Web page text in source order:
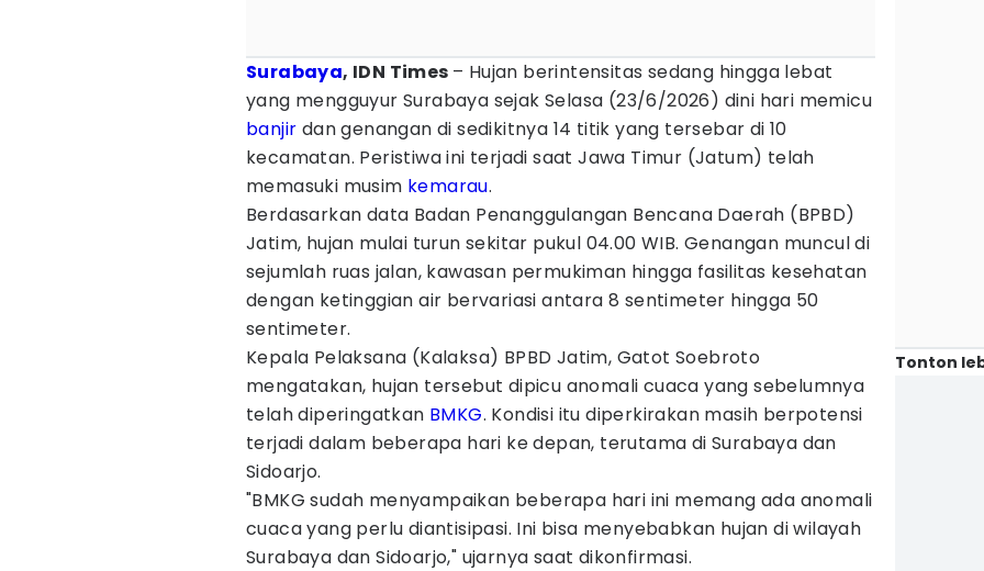
Surabaya, IDN Times – Hujan berintensitas sedang hingga lebat
yang mengguyur Surabaya sejak Selasa (23/6/2026) dini hari memicu
banjir dan genangan di sedikitnya 14 titik yang tersebar di 10
kecamatan. Peristiwa ini terjadi saat Jawa Timur (Jatum) telah
memasuki musim kemarau.
Berdasarkan data Badan Penanggulangan Bencana Daerah (BPBD)
Jatim, hujan mulai turun sekitar pukul 04.00 WIB. Genangan muncul di
sejumlah ruas jalan, kawasan permukiman hingga fasilitas kesehatan
dengan ketinggian air bervariasi antara 8 sentimeter hingga 50
sentimeter.
Kepala Pelaksana (Kalaksa) BPBD Jatim, Gatot Soebroto
mengatakan, hujan tersebut dipicu anomali cuaca yang sebelumnya
telah diperingatkan BMKG. Kondisi itu diperkirakan masih berpotensi
terjadi dalam beberapa hari ke depan, terutama di Surabaya dan
Sidoarjo.
"BMKG sudah menyampaikan beberapa hari ini memang ada anomali
cuaca yang perlu diantisipasi. Ini bisa menyebabkan hujan di wilayah
Surabaya dan Sidoarjo," ujarnya saat dikonfirmasi.
Tonton